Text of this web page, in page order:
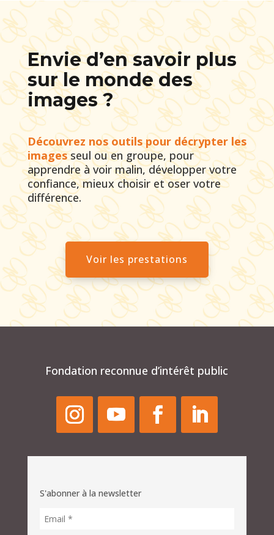
Envie d’en savoir plus
sur le monde des
images ?
Découvrez nos outils pour décrypter les
imagesseul ou en groupe, pour
apprendre à voir malin, développer votre
confiance, mieux choisir et oser votre
différence.
Voir les prestations
Fondation reconnue d’intérêt public
S'abonner à la newsletter